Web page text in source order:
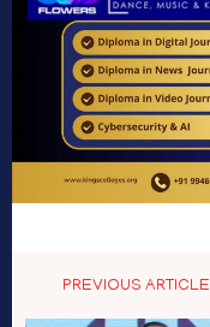
PREVIOUS ARTICLE